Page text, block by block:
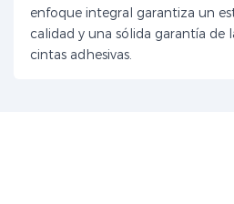
enfoque integral garantiza un
calidad y una sólida garantía de
cintas adhesivas.